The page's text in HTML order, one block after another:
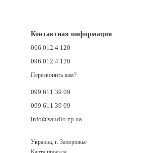
Контактная информация
066 012 4 120
096 012 4 120
Перезвонить вам?
099 611 39 09
099 611 39 09
info@saudio.zp.ua
Украина, г. Запорожье